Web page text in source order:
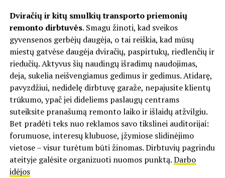
Dviračių ir kitų smulkių transporto priemonių
remonto dirbtuvės. Smagu žinoti, kad sveikos
gyvensenos gerbėjų daugėja, o tai reiškia, kad mūsų
miestų gatvėse daugėja dviračių, paspirtukų, riedlenčių ir
riedučių. Aktyvus šių naudingų išradimų naudojimas,
deja, sukelia neišvengiamus gedimus ir gedimus. Atidarę,
pavyzdžiui, nedidelę dirbtuvę garaže, nepajusite klientų
trūkumo, ypač jei dideliems paslaugų centrams
suteiksite pranašumą remonto laiko ir išlaidų atžvilgiu.
Bet pradėti teks nuo reklamos savo tikslinei auditorijai:
forumuose, interesų klubuose, įžymiose slidinėjimo
vietose – visur turėtum būti žinomas. Dirbtuvių pagrindu
ateityje galėsite organizuoti nuomos punktą.Darbo
idėjos